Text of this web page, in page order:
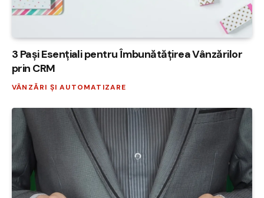
3 Pași Esențiali pentru Îmbunătățirea Vânzărilor
prin CRM
VÂNZĂRI ȘI AUTOMATIZARE